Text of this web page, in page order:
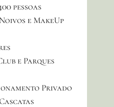
pessoas
e MakeUp
e Parques
Privado